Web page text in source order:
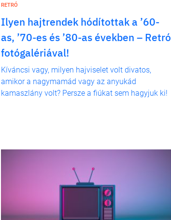
RETRÓ
Ilyen hajtrendek hódítottak a ’60-
as, ’70-es és ’80-as években – Retró
fotógalériával!
Kíváncsi vagy, milyen hajviselet volt divatos,
amikor a nagymamád vagy az anyukád
kamaszlány volt? Persze a fiúkat sem hagyjuk ki!